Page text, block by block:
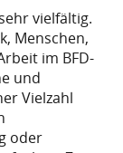
vielfältig.
Menschen,
im BFD-
und
Vielzahl
oder